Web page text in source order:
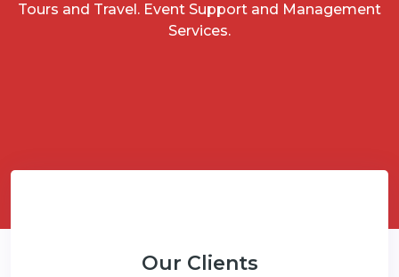
Tours and Travel. Event Support and Management
Services.
Our Clients